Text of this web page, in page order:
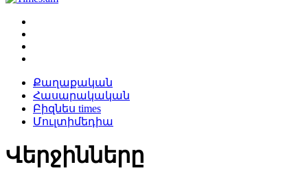
Քաղաքական
Հասարակական
Բիզնես times
Մուլտիմեդիա
Վերջինները